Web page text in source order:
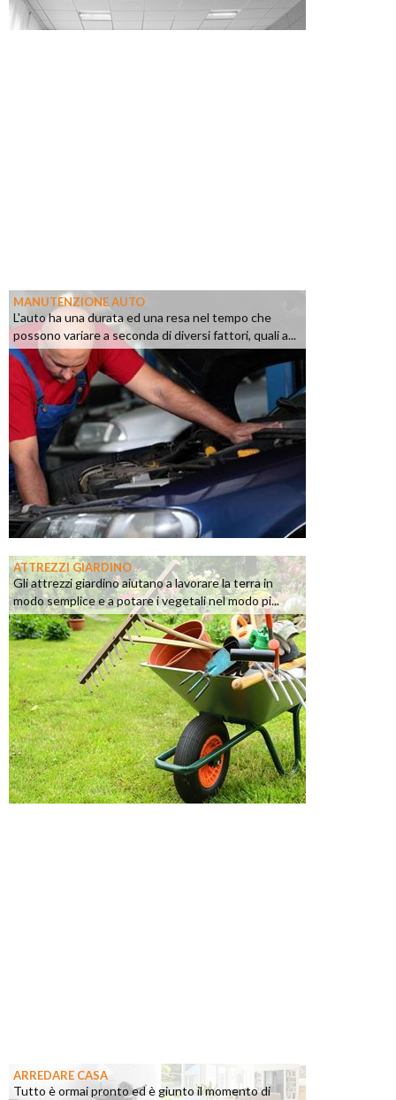
MANUTENZIONE AUTO
L'auto ha una durata ed una resa nel tempo che
possono variare a seconda di diversi fattori, quali a...
ATTREZZI GIARDINO
Gli attrezzi giardino aiutano a lavorare la terra in
modo semplice e a potare i vegetali nel modo pi...
ARREDARE CASA
Tutto è ormai pronto ed è giunto il momento di